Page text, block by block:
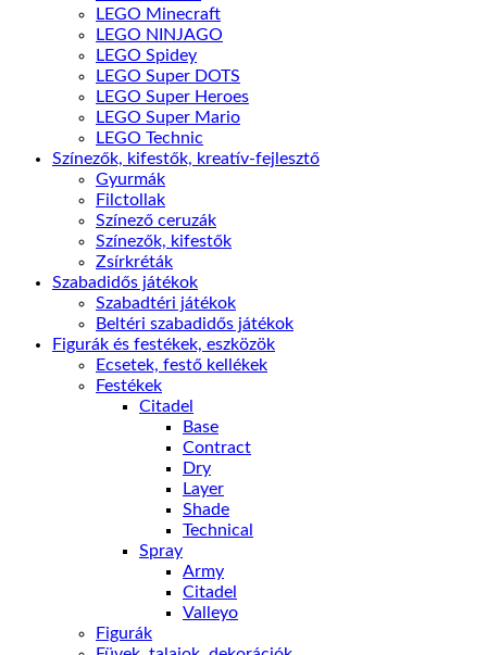
LEGO Minecraft
LEGO NINJAGO
LEGO Spidey
LEGO Super DOTS
LEGO Super Heroes
LEGO Super Mario
LEGO Technic
Színezők, kifestők, kreatív-fejlesztő
Gyurmák
Filctollak
Színező ceruzák
Színezők, kifestők
Zsírkréták
Szabadidős játékok
Szabadtéri játékok
Beltéri szabadidős játékok
Figurák és festékek, eszközök
Ecsetek, festő kellékek
Festékek
Citadel
Base
Contract
Dry
Layer
Shade
Technical
Spray
Army
Citadel
Valleyo
Figurák